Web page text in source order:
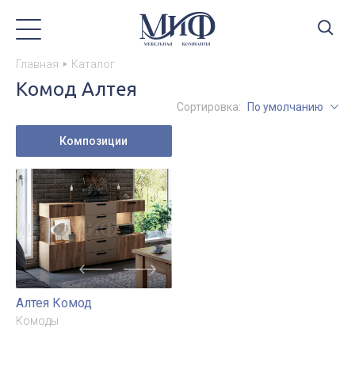
Главная Каталог
Комод Алтея
Сортировка: По умолчанию
Композиции
Алтея Комод
Комоды